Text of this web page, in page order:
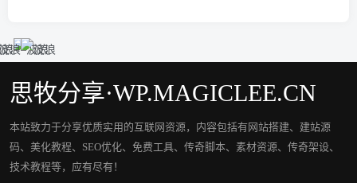
思牧分享·WP.MAGICLEE.CN
本站致力于分享优质实用的互联网资源，内容包括有网站搭建、建站源
码、美化教程、SEO优化、免费工具、传奇脚本、素材资源、传奇架设、
技术教程等，应有尽有！